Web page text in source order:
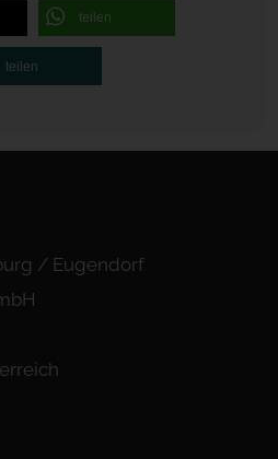
teilen
teilen
/ Eugendorf